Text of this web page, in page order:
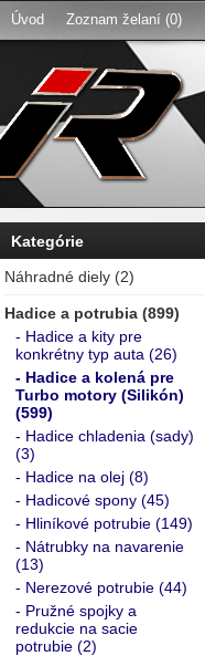
Úvod Zoznam želaní (0)
Kategórie
Náhradné diely (2)
Hadice a potrubia (899)
- Hadice a kity pre
konkrétny typ auta (26)
- Hadice a kolená pre
Turbo motory (Silikón)
(599)
- Hadice chladenia (sady)
(3)
- Hadice na olej (8)
- Hadicové spony (45)
- Hliníkové potrubie (149)
- Nátrubky na navarenie
(13)
- Nerezové potrubie (44)
- Pružné spojky a
redukcie na sacie
potrubie (2)